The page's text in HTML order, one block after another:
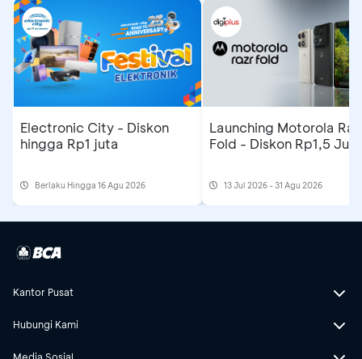
Electronic City - Diskon
hingga Rp1 juta
Berlaku Hingga 16 Agu 2026
Launching Motorola
Fold - Diskon Rp1,5 Juta
13 Jul 2026 - 31 Agu 2026
Kantor Pusat
Hubungi Kami